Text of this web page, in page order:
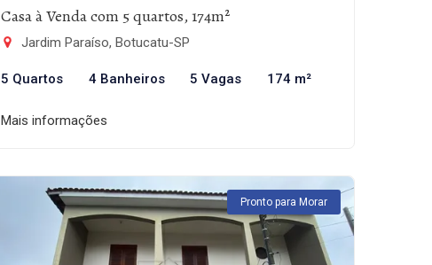
Casa à Venda com 5 quartos, 174m²
Jardim Paraíso, Botucatu-SP
5 Quartos 4 Banheiros 5 Vagas 174 m²
Mais informações
Pronto para Morar